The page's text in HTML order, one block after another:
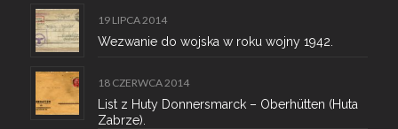
19 LIPCA 2014
Wezwanie do wojska w roku wojny 1942.
18 CZERWCA 2014
List z Huty Donnersmarck – Oberhütten (Huta
Zabrze).